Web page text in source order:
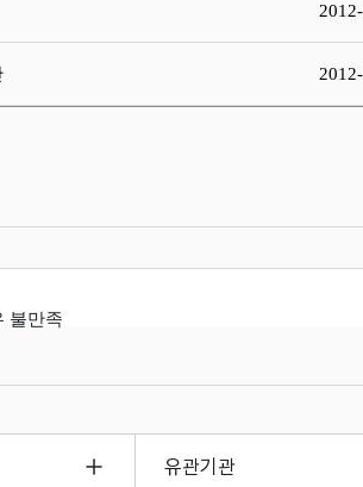
불만족
유관기관